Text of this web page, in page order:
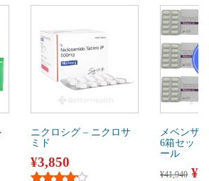
ニクロシグ – ニクロサ
ミド
¥3,850
メベンザ
6箱セット
ール
¥41,940 ¥